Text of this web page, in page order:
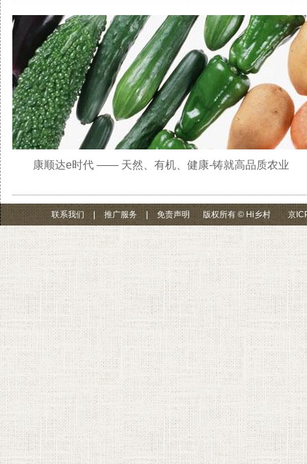
康顺达e时代 —— 天然、有机、健康-铸就高品质农业
联系我们 | 推广服务 免责声明 版权所有 © Hi乡村 京